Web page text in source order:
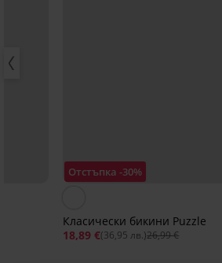
Отстъпка -30%
Класически бикини Puzzle
18,89 €(36,95 лв.)26,99 €